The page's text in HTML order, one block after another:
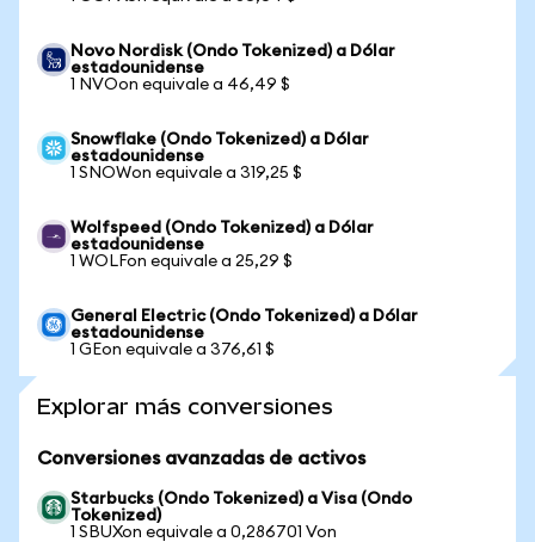
Novo Nordisk (Ondo Tokenized) a Dólar
estadounidense
1 NVOon equivale a 46,49 $
Snowflake (Ondo Tokenized) a Dólar
estadounidense
1 SNOWon equivale a 319,25 $
Wolfspeed (Ondo Tokenized) a Dólar
estadounidense
1 WOLFon equivale a 25,29 $
General Electric (Ondo Tokenized) a Dólar
estadounidense
1 GEon equivale a 376,61 $
Explorar más conversiones
Conversiones avanzadas de activos
Starbucks (Ondo Tokenized) a Visa (Ondo
Tokenized)
1 SBUXon equivale a 0,286701 Von